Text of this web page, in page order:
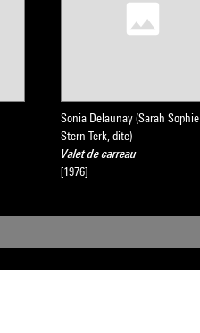
Sonia Delaunay (Sarah Sophie
Stern Terk, dite)
Valet de carreau
[1976]